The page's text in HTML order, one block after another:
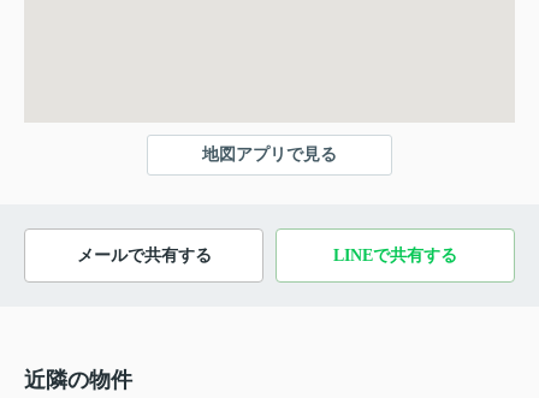
地図アプリで見る
メールで共有する LINEで共有する
近隣の物件